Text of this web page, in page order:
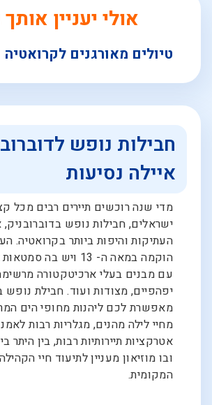
אולי יעניין
טיולים מאורגנים לקרואטיה
חבילות נופש
איילה נסיעות
מדי שנה רוכשים תיירים רבים מכל
ישראלים, חבילות נופש
העתיקות והיפות ביותר בקרואטיה.
הוקמה במאה ה- 13 ויש בה
עם מבנים בעלי ארכיטקטורה
יפהפיים, מצודות ועוד. חבילת נופש
מאפשרת לכם ליהנות מחופי הים
מחיי לילה מהנים, מגלריות רבות
אטרקציות תיירותיות רבות, בין היתר
ובו מוזיאון מעניין לתיעוד חיי
המקומית.